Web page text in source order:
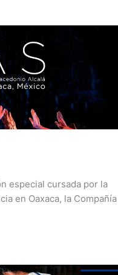
especial cursada por la
en Oaxaca, la Compañía